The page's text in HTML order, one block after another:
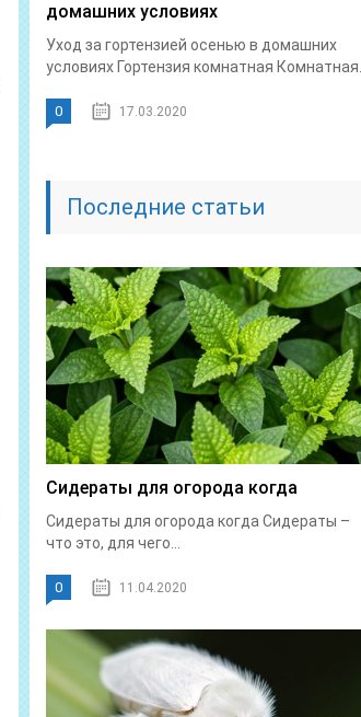
домашних условиях
Уход за гортензией осенью в домашних
условиях Гортензия комнатная Комнатная...
0 17.03.2020
Последние статьи
Сидераты для огорода когда
Сидераты для огорода когда Сидераты –
что это, для чего...
0 11.04.2020